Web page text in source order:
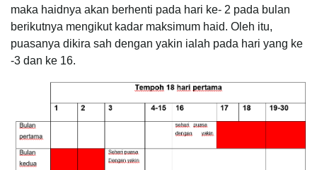
maka haidnya akan berhenti pada hari ke- 2 pada bulan
berikutnya mengikut kadar maksimum haid. Oleh itu,
puasanya dikira sah dengan yakin ialah pada hari yang ke
-3 dan ke 16.